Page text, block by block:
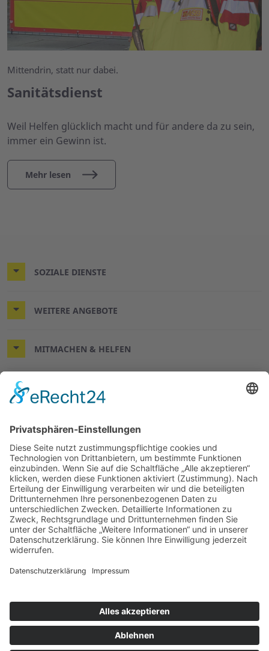
Mittendrin, statt nur dabei.
Sanitätsdienst
Weil Helfen glücklich macht und für andere da zu sein,
immer ein Gewinn ist.
Mehr lesen
SOZIALE DIENSTE
WEITERE ANGEBOTE
MITMACHEN & HELFEN
Impressum
Datenschutz
Cookie-Einstellungen
ASB-Intern:OIMS| HiOrg-Server